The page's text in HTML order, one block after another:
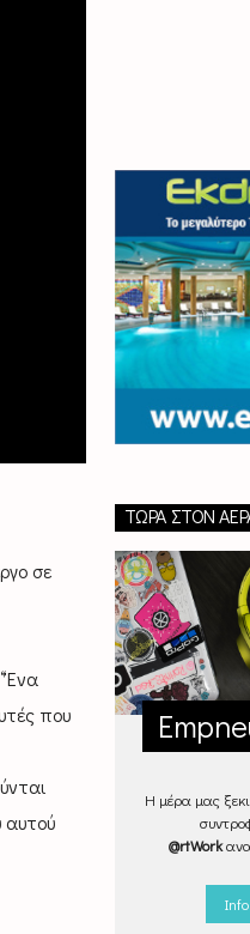
σε
που
ΤΏΡΑ ΣΤΟΝ
Η μέρα μας
@rtWork
Δευτέρα με
μέχρι